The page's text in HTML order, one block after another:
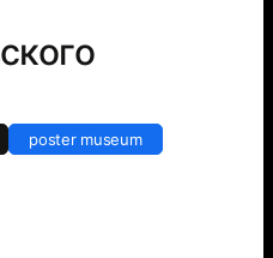
poster museum